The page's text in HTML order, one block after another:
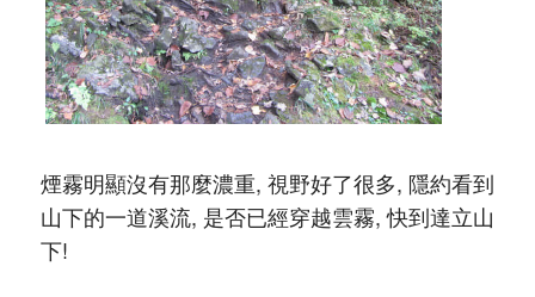
煙霧明顯沒有那麼濃重, 視野好了很多, 隱約看到
山下的一道溪流, 是否已經穿越雲霧, 快到達立山
下!